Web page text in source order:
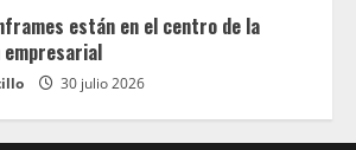
están en el centro de la
30 julio 2026